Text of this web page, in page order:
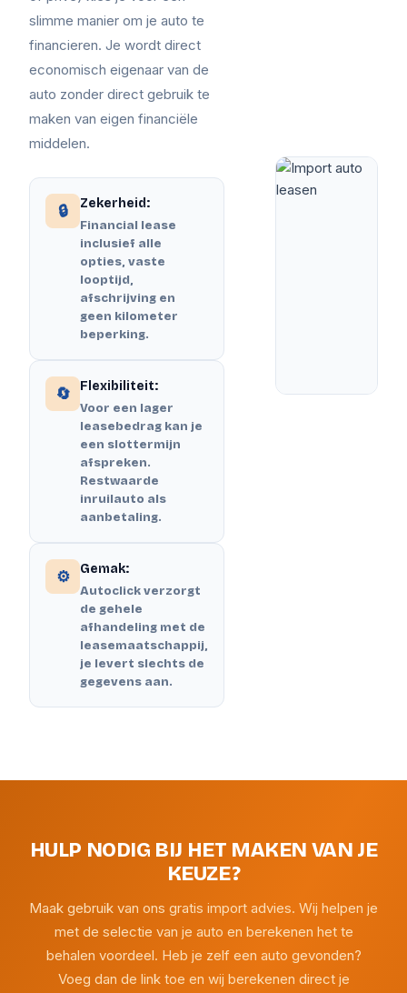
slimme manier om je auto te
financieren. Je wordt direct
economisch eigenaar van de
auto zonder direct gebruik te
maken van eigen financiële
middelen.
🔒 Zekerheid:
Financial lease
inclusief alle
opties, vaste
looptijd,
afschrijving en
geen kilometer
beperking.
🔄 Flexibiliteit:
Voor een lager
leasebedrag kan je
een slottermijn
afspreken.
Restwaarde
inruilauto als
aanbetaling.
⚙️ Gemak:
Autoclick verzorgt
de gehele
afhandeling met de
leasemaatschappij,
je levert slechts de
gegevens aan.
HULP NODIG BIJ HET MAKEN VAN JE
KEUZE?
Maak gebruik van ons gratis import advies. Wij helpen je
met de selectie van je auto en berekenen het te
behalen voordeel. Heb je zelf een auto gevonden?
Voeg dan de link toe en wij berekenen direct je